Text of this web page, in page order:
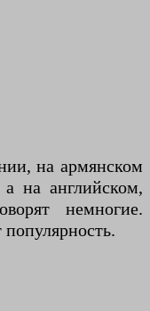
на армянском
на английском,
немногие.